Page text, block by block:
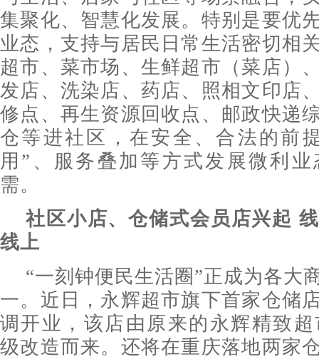
集聚化、智慧化发展。特别是要优
业态，支持与居民日常生活密切相
超市、菜市场、生鲜超市（菜店）
发店、洗染店、药店、照相文印店
修点、再生资源回收点、邮政快递
仓等进社区，在安全、合法的前
用”、服务叠加等方式发展微利
需。
社区小店、仓储式会员店兴起
线上
“一刻钟便民生活圈”正成为各大
一。近日，永辉超市旗下首家仓储
调开业，该店由原来的永辉精致超
级改造而来。还将在重庆落地两家